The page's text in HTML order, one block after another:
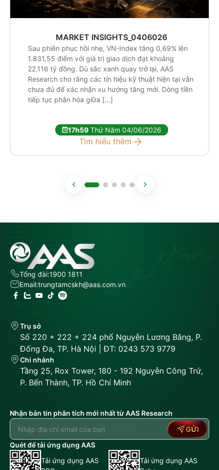
MARKET INSIGHTS_0406026
Sau phiên phục hồi nhẹ, VN-Index tăng 0,69% lên
1.831,55 điểm với giá trị giao dịch đạt khoảng
22.116 tỷ đồng. Dù sắc xanh quay trở lại, AAS
Research cho rằng các tín hiệu kỹ thuật hiện tại vẫn
chưa đủ để xác nhận xu hướng tăng mới. Dòng tiền
tiếp tục phân hóa giữa […]
17h59Thứ Năm 04/06/2026
Tìm hiểu thêm
Tổng đài:1900 1811
Email:trungtamcskh@aas.com.vn
Trụ sở
Số 220 + 222 + 224 phố Nguyễn Lương Bằng, P.
Đống Đa, TP. Hà Nội | ĐT: 0243 573 9779
Chi nhánh
Tầng 25, Rox Tower, 180 - 192 Nguyễn Công Trứ,
P. Bến Thành, TP. Hồ Chí Minh
Nhận bản tin phân tích mới nhất từ AAS Research
GỬI
Quét để tải ứng dụng AAS
Tải ứng dụng AAS
Tải ứng dụng AAS